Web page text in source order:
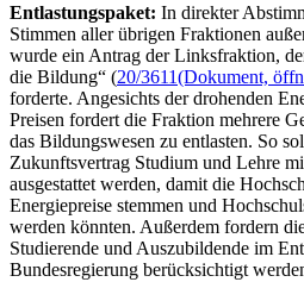
Entlastungspaket: In direkter
Stimmen aller übrigen Fraktionen
wurde ein Antrag der Linksfraktion,
die Bildung“ (20/3611(Dokument,
forderte. Angesichts der drohenden
Preisen fordert die Fraktion mehrere
das Bildungswesen zu entlasten. So
Zukunftsvertrag Studium und Lehre
ausgestattet werden, damit die
Energiepreise stemmen und
werden könnten. Außerdem fordern
Studierende und Auszubildende im
Bundesregierung berücksichtigt